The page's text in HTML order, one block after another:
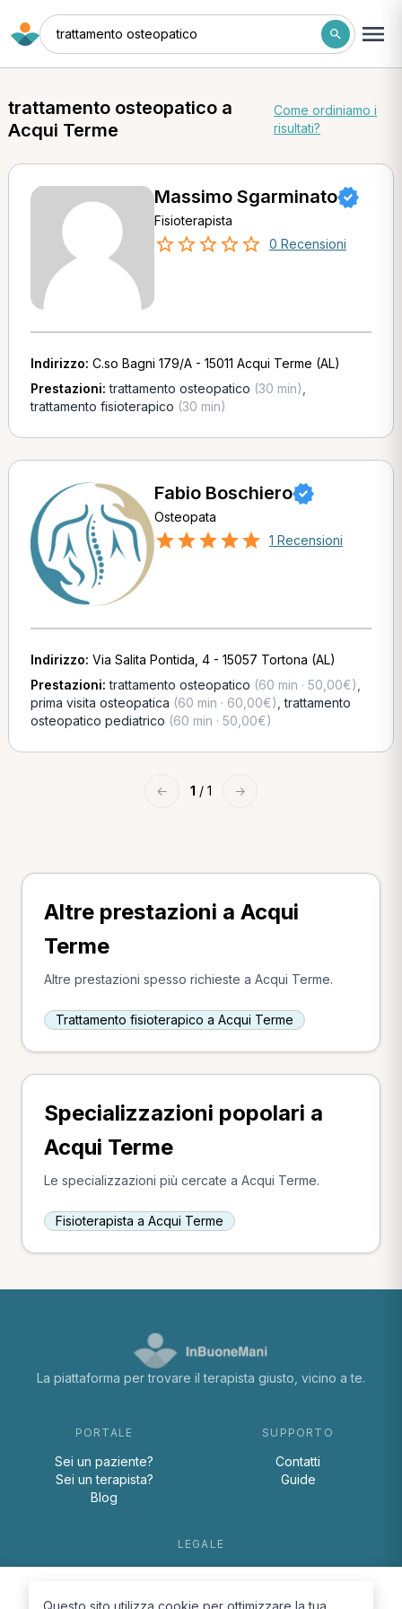
trattamento osteopatico
trattamento osteopatico a
Acqui Terme
Come ordiniamo i
risultati?
Massimo Sgarminato
Fisioterapista
0 Recensioni
Indirizzo: C.so Bagni 179/A - 15011 Acqui Terme (AL)
Prestazioni:trattamento osteopatico (30 min)
trattamento fisioterapico (30 min)
Fabio Boschiero
Osteopata
1 Recensioni
Indirizzo: Via Salita Pontida, 4 - 15057 Tortona (AL)
Prestazioni:trattamento osteopatico (60 min · 50,00€)
prima visita osteopatica (60 min · 60,00€) ,trattamento
osteopatico pediatrico (60 min · 50,00€)
← 1 / 1 →
Altre prestazioni a Acqui
Terme
Altre prestazioni spesso richieste a Acqui Terme.
Trattamento fisioterapico a Acqui Terme
Specializzazioni popolari a
Acqui Terme
Le specializzazioni più cercate a Acqui Terme.
Fisioterapista a Acqui Terme
La piattaforma per trovare il terapista giusto, vicino a te.
PORTALE
Sei un paziente?
Sei un terapista?
Blog
SUPPORTO
Contatti
Guide
LEGALE
Questo sito utilizza cookie per ottimizzare la tua